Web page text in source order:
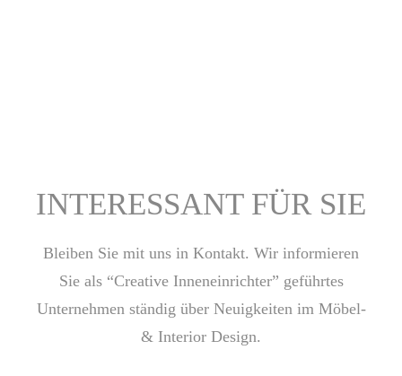
INTERESSANT FÜR SIE
Bleiben Sie mit uns in Kontakt. Wir informieren
Sie als “Creative Inneneinrichter” geführtes
Unternehmen ständig über Neuigkeiten im Möbel-
& Interior Design.